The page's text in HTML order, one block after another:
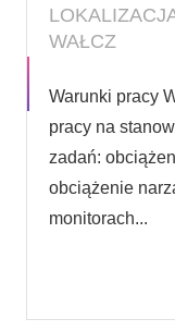
WAŁCZ
Warunki pracy
pracy na
zadań:
obciążenie
monitorach...